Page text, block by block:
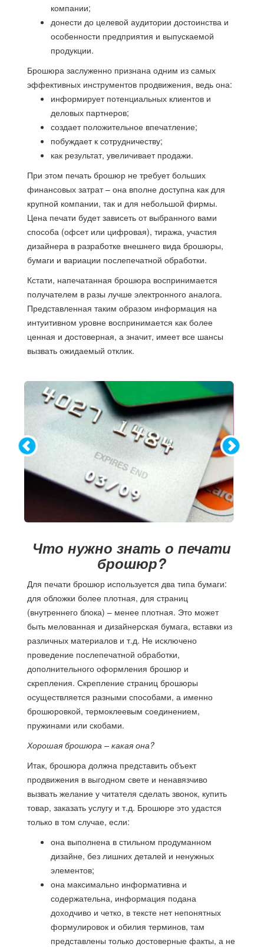
компании;
донести до целевой аудитории достоинства и
особенности предприятия и выпускаемой
продукции.
Брошюра заслуженно признана одним из самых
эффективных инструментов продвижения, ведь она:
информирует потенциальных клиентов и
деловых партнеров;
создает положительное впечатление;
побуждает к сотрудничеству;
как результат, увеличивает продажи.
При этом печать брошюр не требует больших
финансовых затрат – она вполне доступна как для
крупной компании, так и для небольшой фирмы.
Цена печати будет зависеть от выбранного вами
способа (офсет или цифровая), тиража, участия
дизайнера в разработке внешнего вида брошюры,
бумаги и вариации послепечатной обработки.
Кстати, напечатанная брошюра воспринимается
получателем в разы лучше электронного аналога.
Представленная таким образом информация на
интуитивном уровне воспринимается как более
ценная и достоверная, а значит, имеет все шансы
вызвать ожидаемый отклик.
Что нужно знать о печати
брошюр?
Для печати брошюр используется два типа бумаги:
для обложки более плотная, для страниц
(внутреннего блока) – менее плотная. Это может
быть мелованная и дизайнерская бумага, вставки из
различных материалов и т.д. Не исключено
проведение послепечатной обработки,
дополнительного оформления брошюр и
скрепления. Скрепление страниц брошюры
осуществляется разными способами, а именно
брошюровкой, термоклеевым соединением,
пружинами или скобами.
Хорошая брошюра – какая она?
Итак, брошюра должна представить объект
продвижения в выгодном свете и ненавязчиво
вызвать желание у читателя сделать звонок, купить
товар, заказать услугу и т.д. Брошюре это удастся
только в том случае, если:
она выполнена в стильном продуманном
дизайне, без лишних деталей и ненужных
элементов;
она максимально информативна и
содержательна, информация подана
доходчиво и четко, в тексте нет непонятных
формулировок и обилия терминов, там
представлены только достоверные факты, а не